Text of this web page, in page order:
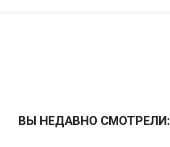
ВЫ НЕДАВНО СМОТРЕЛИ: